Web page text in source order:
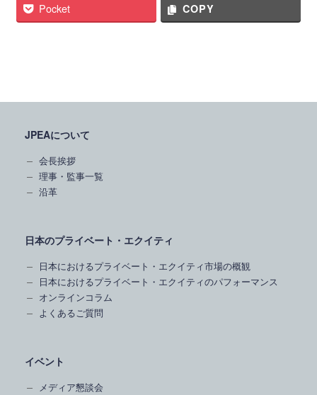
Pocket COPY
JPEAについて
会長挨拶
理事・監事一覧
沿革
日本のプライベート・エクイティ
日本におけるプライベート・エクイティ市場の概観
日本におけるプライベート・エクイティのパフォーマンス
オンラインコラム
よくあるご質問
イベント
メディア懇談会